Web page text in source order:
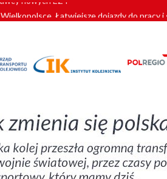
Łatwiejsze dojazdy do pracy i
partnerem kolejowym
nowych EZT